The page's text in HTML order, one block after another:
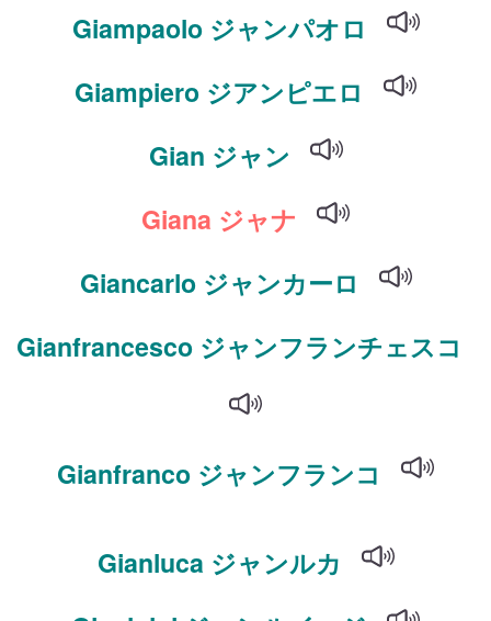
Giampaolo ジャンパオロ
Giampiero ジアンピエロ
Gian ジャン
Giana ジャナ
Giancarlo ジャンカーロ
Gianfrancesco ジャンフランチェスコ
Gianfranco ジャンフランコ
Gianluca ジャンルカ